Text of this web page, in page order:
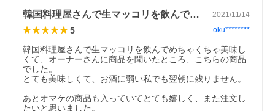
韓国料理屋さんで生マッコリを飲んでめち… 2021/11/14
5 oku********
韓国料理屋さんで生マッコリを飲んでめちゃくちゃ美味し
くて、オーナーさんに商品を聞いたところ、こちらの商品
でした。
とても美味しくて、お酒に弱い私でも翌朝に残りません。
あとオマケの商品も入っていてとても嬉しく、また注文し
たいと思いました。